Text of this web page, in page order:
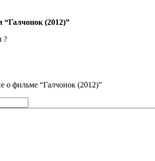
“Галчонок (2012)”
?
о фильме “Галчонок (2012)”